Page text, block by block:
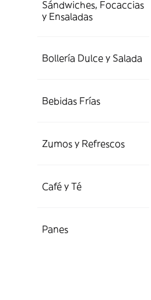
Sándwiches, Focaccias
y Ensaladas
Bollería Dulce y Salada
Bebidas Frías
Zumos y Refrescos
Café y Té
Panes